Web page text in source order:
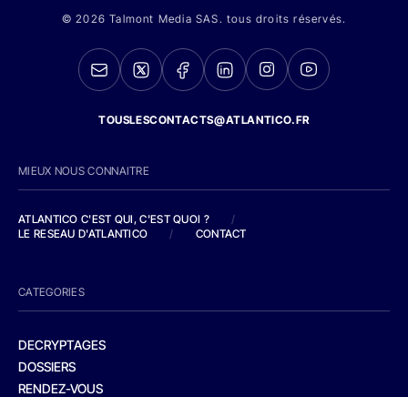
© 2026 Talmont Media SAS. tous droits réservés.
TOUSLESCONTACTS@ATLANTICO.FR
MIEUX NOUS CONNAITRE
ATLANTICO C'EST QUI, C'EST QUOI ?
/
LE RESEAU D'ATLANTICO
/ CONTACT
CATEGORIES
DECRYPTAGES
DOSSIERS
RENDEZ-VOUS